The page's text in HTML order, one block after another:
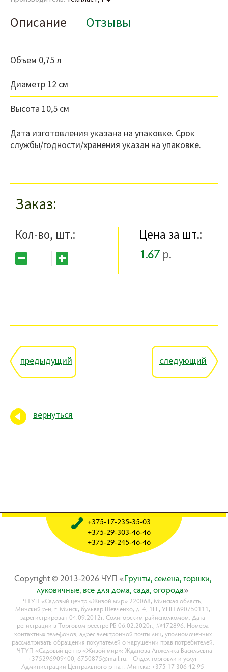
Описание Отзывы
Объем 0,75 л
Диаметр 12 см
Высота 10,5 см
Дата изготовления указана на упаковке. Срок
службы/годности/хранения указан на упаковке.
Заказ
Кол-во, шт.:
Цена за шт.:
1.67 р.
предыдущий следующий
вернуться
Copyright © 2013-2026 ЧУП «Гpyнты, ceмeнa, гopшки,
лyкoвичныe, вce для дoмa, caдa, oгopoдa»
ЧТУП «Садовый центр «Живой мир» 220068, Минская область,
Минский р-н, г. Минск, бульвар Шевченко, д. 4, 1Н., УНП 690750111,
зарегистрирован 04.09.2012г. Солигорским райисполкомом. Дата
регистрации в Торговом реестре РБ 06.02.2020г., №472896. Номера
контактных телефонов, адрес электронной почты лиц, уполномоченных
рассматривать обращения покупателей о нарушении прав потребителей:
- ЧТУП «Садовый центр «Живой мир»: Жданова Анжелика Васильевна
+375296909400, 6750875@mail.ru. - Отдел торговли и услуг
Администрации Центрального р-на г. Минска: +375 17 306 42 95
+375-17-235-35-03
+375-29-303-46-46
+375-29-245-46-46